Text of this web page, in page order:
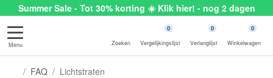
Summer Sale - Tot 30% korting ☀️ Klik hier! - nog 2 dagen
Menu Zoeken
0
Vergelijkingslijst
0
Verlanglijst
0
Winkelwagen
FAQ Lichtstraten